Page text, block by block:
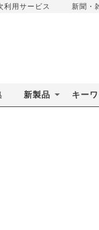
利用サービス 新聞・
新製品 キー